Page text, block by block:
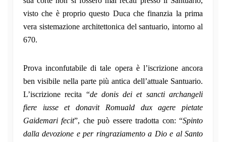
visto che è proprio questo Duca che finanzia la prima
vera sistemazione architettonica del santuario, intorno al
670.
Prova inconfutabile di tale opera è l’iscrizione ancora
ben visibile nella parte più antica dell’attuale Santuario.
L’iscrizione recita “de donis dei et sancti archangeli
fiere iusse et donavit Romuald dux agere pietate
Gaidemari fecit”, che può essere tradotta con: “Spinto
dalla devozione e per ringraziamento a Dio e al Santo